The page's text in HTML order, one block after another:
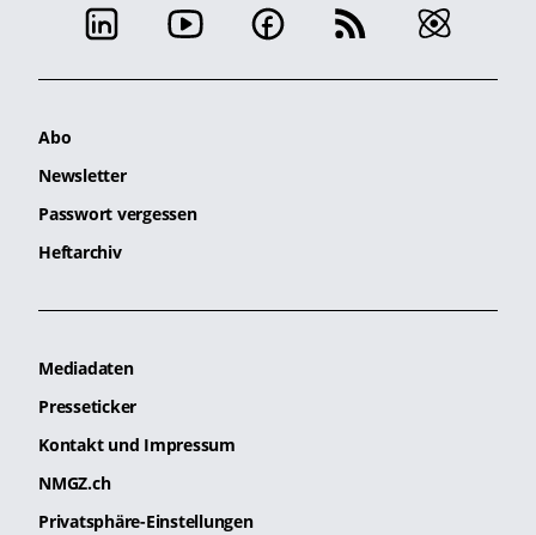
Abo
Newsletter
Passwort vergessen
Heftarchiv
Mediadaten
Presseticker
Kontakt und Impressum
NMGZ.ch
Privatsphäre-Einstellungen